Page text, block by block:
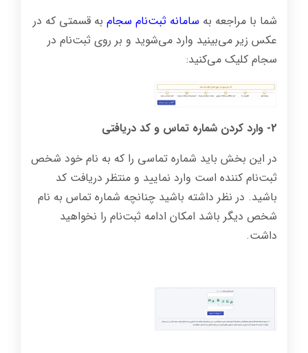
شما با مراجعه به سامانه ثبت‌نام سجام به قسمتی که در
عکس زیر می‌بینید وارد می‌شوید و بر روی ثبت‌نام در
سجام کلیک می‌کنید:
2- وارد کردن شماره تماس و کد دریافتی
در این بخش باید شماره تماسی را که به نام خود شخص
ثبت‌نام کننده است وارد نمایید و منتظر دریافت کد
باشید. در نظر داشته باشید چنانچه شماره تماس به نام
شخص دیگر باشد امکان ادامه ثبت‌نام را نخواهید
داشت.